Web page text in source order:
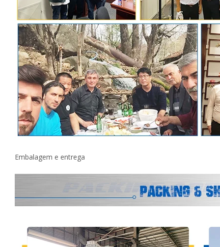
Embalagem e entrega